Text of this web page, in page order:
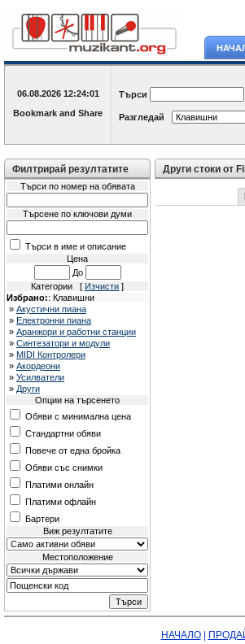
06.08.2026 12:24:01 Търси
Разгледай
Филтрирай резултатите
Търси по номер на обявата
Търсене по ключови думи
Търси в име и описание
Цена
До
Категории [ Изчисти ]
Избрано:: Клавишни
» Акустични пиана
» Електронни пиана
» Аранжори и работни станции
» Синтезатори и модули
» MIDI Контролери
» Акордеони
» Усилватели
» Други
Опции на търсенето
Обяви с минимална цена
Стандартни обяви
Повече от една бройка
Обяви със снимки
Платими онлайн
Платими офлайн
Бартери
Виж резултатите
Местоположение
Други стоки от
НАЧАЛО|